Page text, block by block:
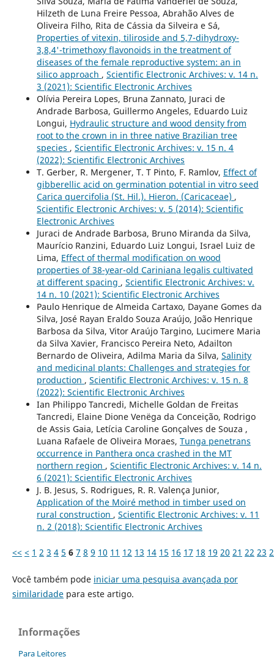
Hilzeth de Luna Freire Pessoa, Abrahão Alves de
Oliveira Filho, Rita de Cássia da Silveira e Sá,
Properties of vitexin, tiliroside and 5,7-dihydroxy-
3,8,4'-trimethoxy flavonoids in the treatment of
diseases of the female reproductive system: an in
silico approach , Scientific Electronic Archives: v. 14 n.
3 (2021): Scientific Electronic Archives
Olívia Pereira Lopes, Bruna Zannato, Juraci de
Andrade Barbosa, Guillermo Angeles, Eduardo Luiz
Longui, Hydraulic structure and wood density from
root to the crown in in three native Brazilian tree
species , Scientific Electronic Archives: v. 15 n. 4
(2022): Scientific Electronic Archives
T. Gerber, R. Mergener, T. T Pinto, F. Ramlov, Effect of
gibberellic acid on germination potential in vitro seed
Carica quercifolia (St. Hil.). Hieron. (Caricaceae) ,
Scientific Electronic Archives: v. 5 (2014): Scientific
Electronic Archives
Juraci de Andrade Barbosa, Bruno Miranda da Silva,
Maurício Ranzini, Eduardo Luiz Longui, Israel Luiz de
Lima, Effect of thermal modification on wood
properties of 38-year-old Cariniana legalis cultivated
at different spacing , Scientific Electronic Archives: v.
14 n. 10 (2021): Scientific Electronic Archives
Paulo Henrique de Almeida Cartaxo, Dayane Gomes da
Silva, José Rayan Eraldo Souza Araújo, João Henrique
Barbosa da Silva, Vitor Araújo Targino, Lucimere Maria
da Silva Xavier, Francisco Pereira Neto, Adailton
Bernardo de Oliveira, Adilma Maria da Silva, Salinity
and medicinal plants: Challenges and strategies for
production , Scientific Electronic Archives: v. 15 n. 8
(2022): Scientific Electronic Archives
Ian Philippo Tancredi, Michelle Goldan de Freitas
Tancredi, Elaine Dione Venëga da Conceição, Rodrigo
de Assis Gaia, Letícia Caroline Gonçalves de Souza ,
Luana Rafaele de Oliveira Moraes, Tunga penetrans
occurrence in Panthera onca crashed in the MT
northern region , Scientific Electronic Archives: v. 14 n.
6 (2021): Scientific Electronic Archives
J. B. Jesus, S. Rodrigues, R. R. Valença Junior,
Application of the Moiré method in timber used on
rural construction , Scientific Electronic Archives: v. 11
n. 2 (2018): Scientific Electronic Archives
<< < 1 2 3 4 5 6 7 8 9 10 11 12 13 14 15 16 17 18 19 20 21 22 23
Você também pode iniciar uma pesquisa avançada por
similaridadepara este artigo.
Informações
Para Leitores